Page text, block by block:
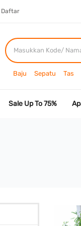
Daftar
Baju Sepatu Tas
Sale Up To 75%